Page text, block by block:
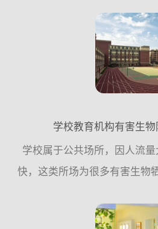
循从源头控制的原则，更多的
预防措施，尽量
学校教育机构有害生
学校属于公共场所，因人流
快，这类所场为很多有害生物
应该遵循从源头控制的原则，